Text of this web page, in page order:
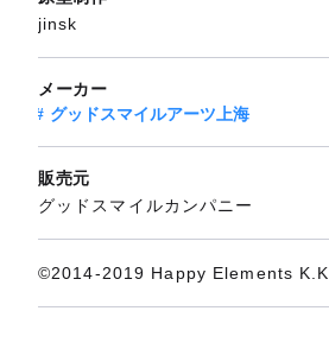
jinsk
メーカー
グッドスマイルアーツ上海
販売元
グッドスマイルカンパニー
©2014-2019 Happy Elements K.K